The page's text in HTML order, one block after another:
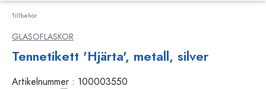
Tillbehör
GLASOFLASKOR
Tennetikett 'Hjärta', metall, silver
Artikelnummer : 100003550